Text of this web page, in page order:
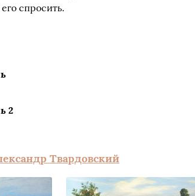
спросить.
2
Твардовский